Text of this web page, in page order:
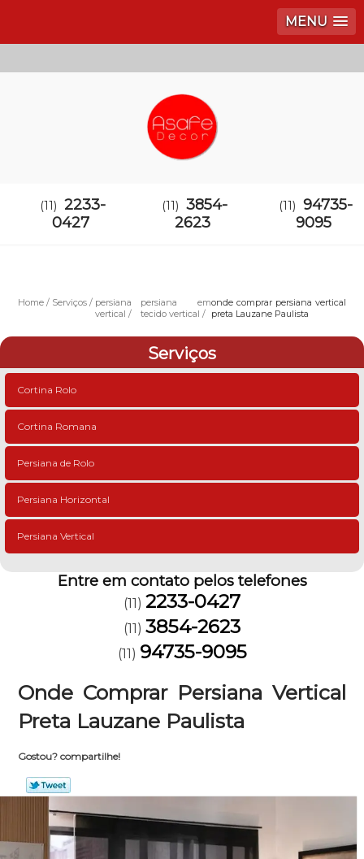
MENU
(11) 2233-
0427
(11) 3854-
2623
(11) 94735-
9095
Home Serviços
persiana
vertical
persiana em
tecido vertical
onde comprar persiana vertical
preta Lauzane Paulista
Serviços
Cortina Rolo
Cortina Romana
Persiana de Rolo
Persiana Horizontal
Persiana Vertical
Entre em contato pelos telefones
(11) 2233-0427
(11) 3854-2623
(11) 94735-9095
Onde Comprar Persiana Vertical
Preta Lauzane Paulista
Gostou? compartilhe!